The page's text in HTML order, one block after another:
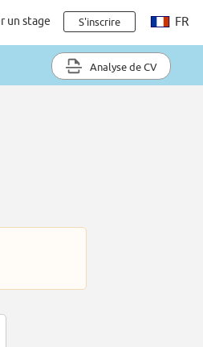
un stage S'inscrire FR
Analyse de CV